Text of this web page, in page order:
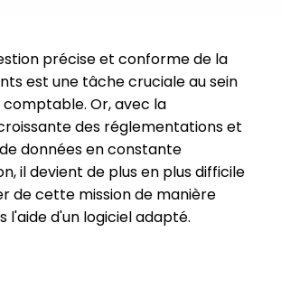
précise et conforme de la
est une tâche cruciale au sein
Or, avec la
des réglementations et
données en constante
il devient de plus en plus difficile
de cette mission de manière
l'aide d'un logiciel adapté.